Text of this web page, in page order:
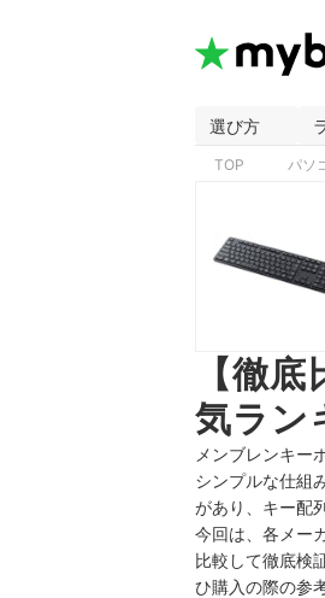
選び方
TOP パソ
【徹
気ラン
メンブレンキー
シンプルな仕組
があり、キー配
今回は、各メー
比較して徹底検
ひ購入の際の参